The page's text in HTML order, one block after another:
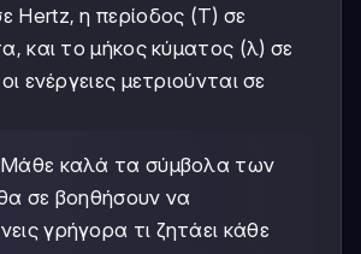
Hertz, η περίοδος (T) σε
και το μήκος κύματος (λ) σε
ενέργειες μετριούνται σε
καλά τα σύμβολα των
σε βοηθήσουν να
γρήγορα τι ζητάει κάθε